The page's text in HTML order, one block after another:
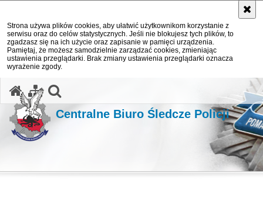
Strona używa plików cookies, aby ułatwić użytkownikom korzystanie z
serwisu oraz do celów statystycznych. Jeśli nie blokujesz tych plików, to
zgadzasz się na ich użycie oraz zapisanie w pamięci urządzenia.
Pamiętaj, że możesz samodzielnie zarządzać cookies, zmieniając
ustawienia przeglądarki. Brak zmiany ustawienia przeglądarki oznacza
wyrażenie zgody.
Centralne Biuro Śledcze Policji